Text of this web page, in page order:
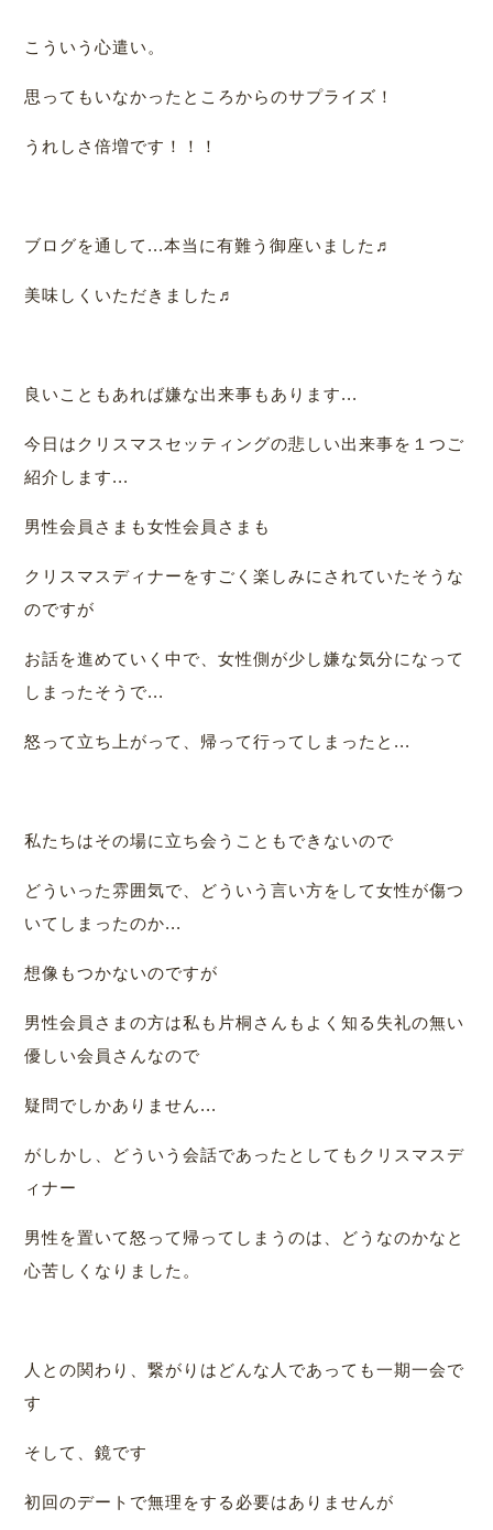
こういう心遣い。
思ってもいなかったところからのサプライズ！
うれしさ倍増です！！！
ブログを通して...本当に有難う御座いました♬
美味しくいただきました♬
良いこともあれば嫌な出来事もあります...
今日はクリスマスセッティングの悲しい出来事を１つご
紹介します...
男性会員さまも女性会員さまも
クリスマスディナーをすごく楽しみにされていたそうな
のですが
お話を進めていく中で、女性側が少し嫌な気分になって
しまったそうで...
怒って立ち上がって、帰って行ってしまったと...
私たちはその場に立ち会うこともできないので
どういった雰囲気で、どういう言い方をして女性が傷つ
いてしまったのか...
想像もつかないのですが
男性会員さまの方は私も片桐さんもよく知る失礼の無い
優しい会員さんなので
疑問でしかありません...
がしかし、どういう会話であったとしてもクリスマスデ
ィナー
男性を置いて怒って帰ってしまうのは、どうなのかなと
心苦しくなりました。
人との関わり、繋がりはどんな人であっても一期一会で
す
そして、鏡です
初回のデートで無理をする必要はありませんが